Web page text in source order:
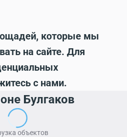
которые мы
на сайте. Для
с нами.
Булгаков
объектов